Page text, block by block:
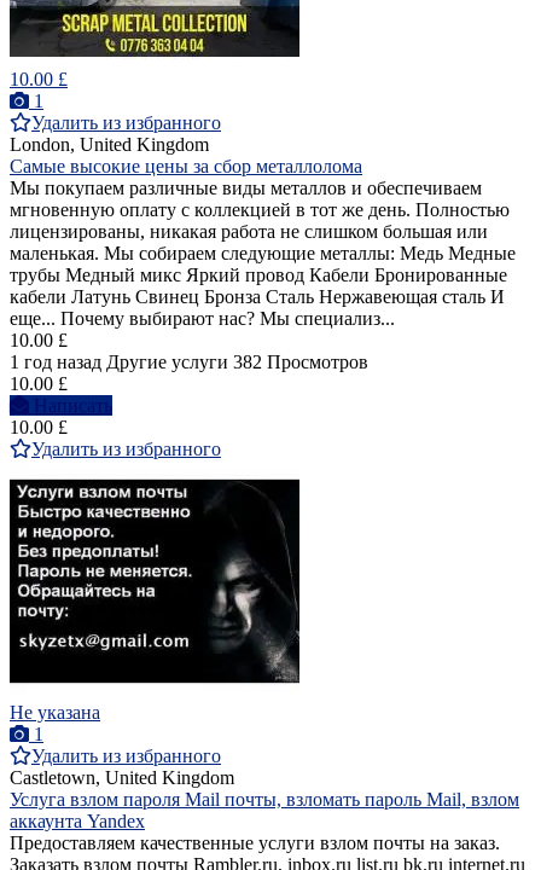
10.00 £
1
Удалить из избранного
London, United Kingdom
Самые высокие цены за сбор металлолома
Мы покупаем различные виды металлов и обеспечиваем
мгновенную оплату с коллекцией в тот же день. Полностью
лицензированы, никакая работа не слишком большая или
маленькая. Мы собираем следующие металлы: Медь Медные
трубы Медный микс Яркий провод Кабели Бронированные
кабели Латунь Свинец Бронза Сталь Нержавеющая сталь И
еще... Почему выбирают нас? Мы специализ...
10.00 £
1 год назад Другие услуги 382 Просмотров
10.00 £
Написать
10.00 £
Удалить из избранного
Не указана
1
Удалить из избранного
Castletown, United Kingdom
Услуга взлом пароля Mail почты, взломать пароль Mail, взлом
аккаунта Yandex
Предоставляем качественные услуги взлом почты на заказ.
Заказать взлoм почты Rambler.ru, inbox.ru list.ru bk.ru internet.ru